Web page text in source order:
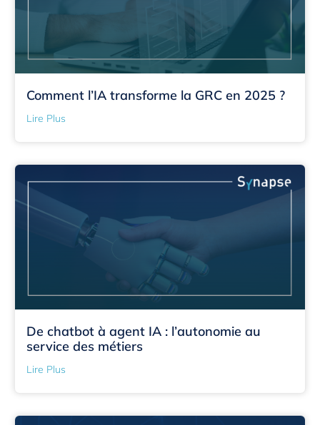
Comment l’IA transforme la GRC en 2025 ?
Lire Plus
De chatbot à agent IA : l’autonomie au
service des métiers
Lire Plus